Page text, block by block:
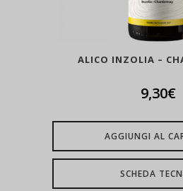
ALICO INZOLIA –
9,30€
AGGIUNGI AL
SCHEDA